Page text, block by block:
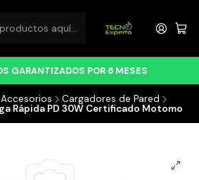
GARANTIZADOS POR 6 MESES
Cargadores de Pared
Rápida PD 30W Certificado Motomo